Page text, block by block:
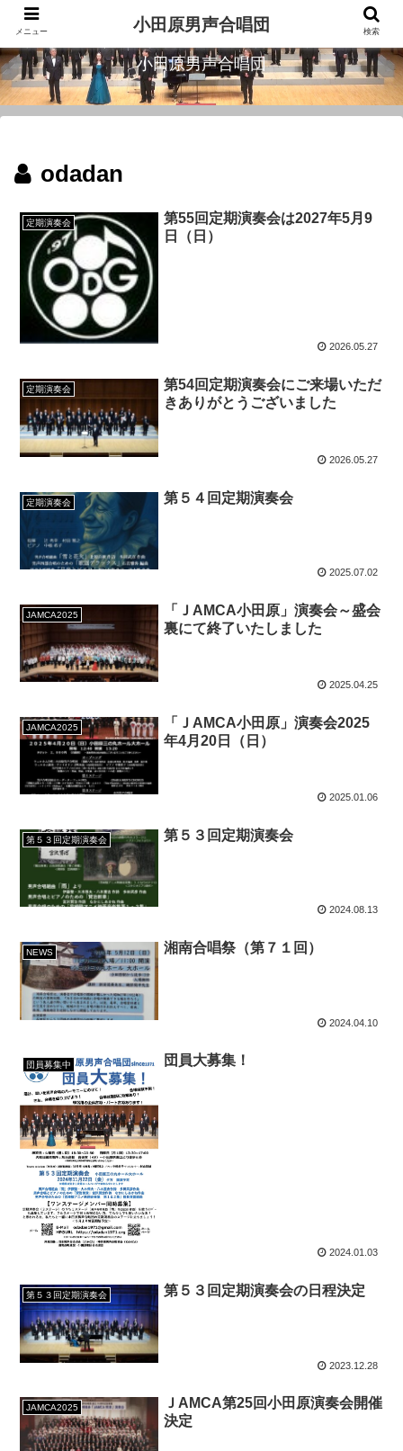
城下町小田原に１９７１年創設された男声合唱団
小田原男声合唱団
odadan
定期演奏会
第55回定期演奏会は2027年5月9
日（日）
2026.05.27
定期演奏会
第54回定期演奏会にご来場いただ
きありがとうございました
2026.05.27
定期演奏会 第５４回定期演奏会
2025.07.02
JAMCA2025
「ＪAMCA小田原」演奏会～盛会
裏にて終了いたしました
2025.04.25
JAMCA2025
「ＪAMCA小田原」演奏会2025
年4月20日（日）
2025.01.06
第５３回定期演奏会 第５３回定期演奏会
2024.08.13
NEWS 湘南合唱祭（第７１回）
2024.04.10
団員募集中 団員大募集！
2024.01.03
第５３回定期演奏会 第５３回定期演奏会の日程決定
2023.12.28
JAMCA2025
ＪAMCA第25回小田原演奏会開催
決定
メニュー 小田原男声合唱団 検索